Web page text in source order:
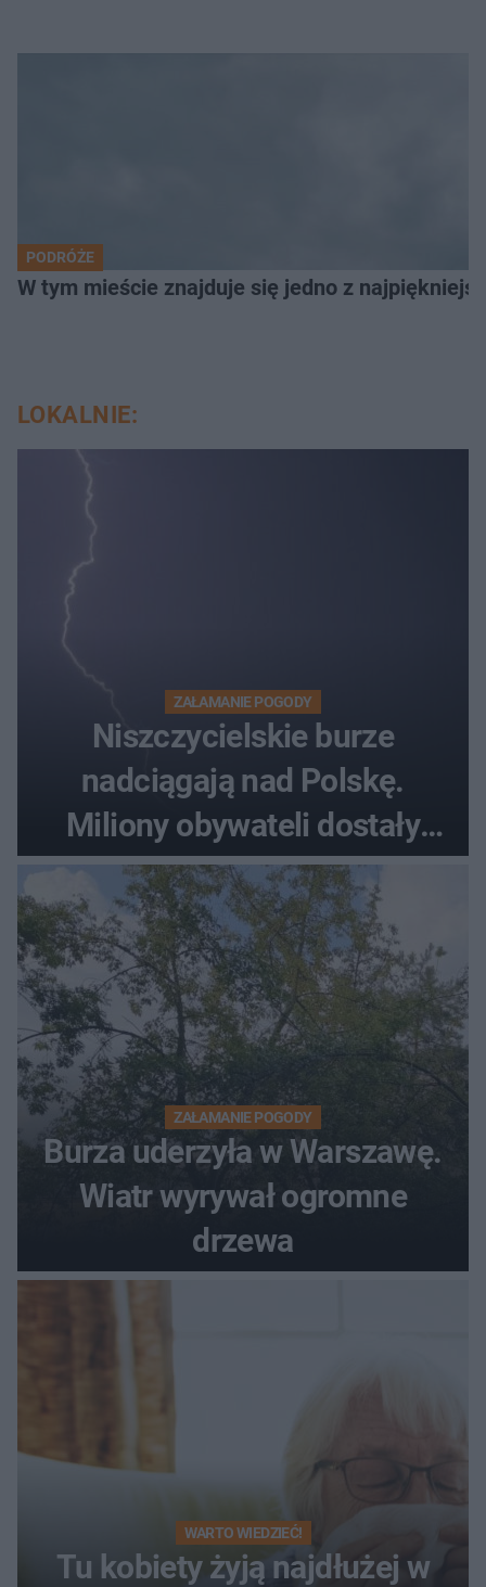
PODRÓŻE
W tym mieście znajduje się jedno z
LOKALNIE:
ZAŁAMANIE POGODY
Niszczycielskie burze
nadciągają nad Polskę.
Miliony obywateli dostały
wiadomości z pilnym
ostrzeżeniem
ZAŁAMANIE POGODY
Burza uderzyła w Warszawę.
Wiatr wyrywał ogromne
drzewa
WARTO WIEDZIEĆ!
Tu kobiety żyją najdłużej w